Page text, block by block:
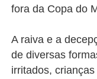
fora da Copa do
A raiva e a
de diversas
irritados,